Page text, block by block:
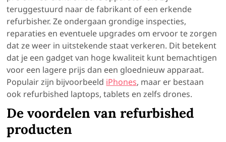
teruggestuurd naar de fabrikant of een erkende
refurbisher. Ze ondergaan grondige inspecties,
reparaties en eventuele upgrades om ervoor te zorgen
dat ze weer in uitstekende staat verkeren. Dit betekent
dat je een gadget van hoge kwaliteit kunt bemachtigen
voor een lagere prijs dan een gloednieuw apparaat.
Populair zijn bijvoorbeeld iPhones, maar er bestaan
ook refurbished laptops, tablets en zelfs drones.
Devoordelen vanrefurbished
producten